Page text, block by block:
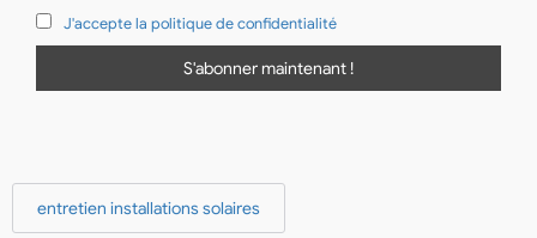
J'accepte la politique de confidentialité
entretien installations solaires